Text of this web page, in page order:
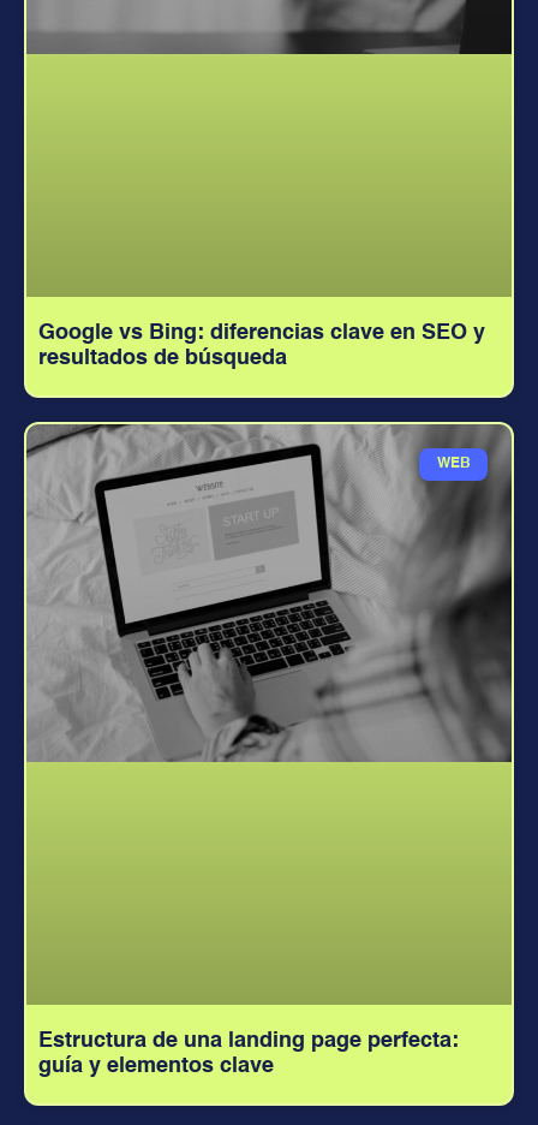
Google vs Bing: diferencias clave en SEO y
resultados de búsqueda
WEB
Estructura de una landing page perfecta:
guía y elementos clave